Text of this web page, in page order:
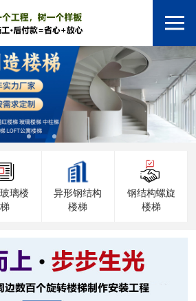
璃楼
梯
异形钢结构
楼梯
钢结构螺旋
楼梯